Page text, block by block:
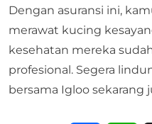
Dengan asuransi ini,
merawat kucing
kesehatan mereka
profesional. Segera
bersama Igloo sekarang